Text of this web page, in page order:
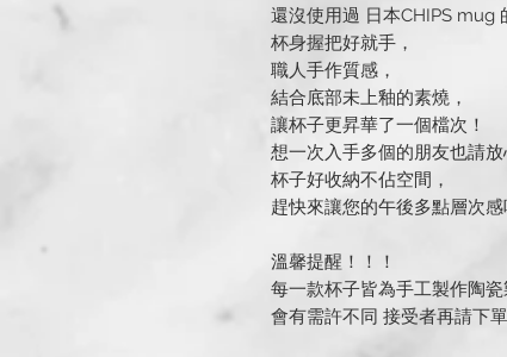
還沒使用過 日本CHIPS mug
杯身握把好就手，
職人手作質感，
結合底部未上釉的素燒，
讓杯子更昇華了一個檔次！
想一次入手多個的朋友也請放
杯子好收納不佔空間，
趕快來讓您的午後多點層次感
溫馨提醒！！！
每一款杯子皆為手工製作陶
會有需許不同 接受者再請下單